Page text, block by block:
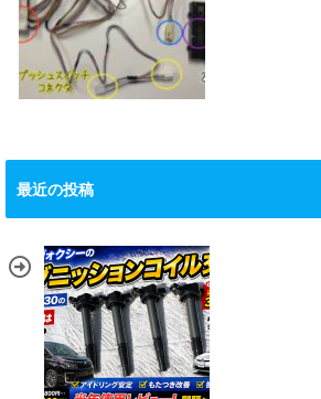
最近の投稿